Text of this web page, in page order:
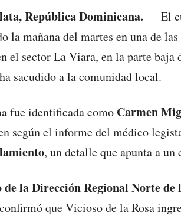
República Dominicana. — El
la mañana del martes en una de
el sector La Viara, en la parte baja
sacudido a la comunidad local.
fue identificada como Carmen
según el informe del médico
, un detalle que apunta a
de la Dirección Regional Norte
que Vicioso de la Rosa